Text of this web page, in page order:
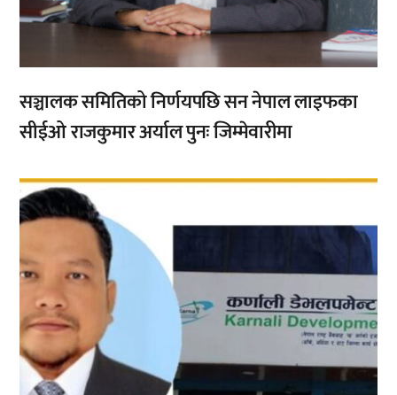
सञ्चालक समितिको निर्णयपछि सन नेपाल लाइफका
सीईओ राजकुमार अर्याल पुनः जिम्मेवारीमा
,